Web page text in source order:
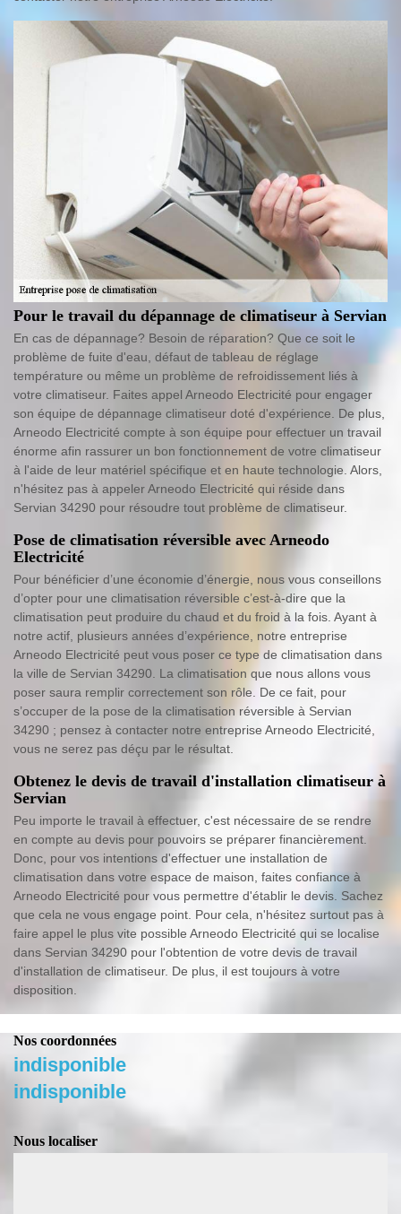
Pour le travail du dépannage de climatiseur à Servian
En cas de dépannage? Besoin de réparation? Que ce soit le
problème de fuite d'eau, défaut de tableau de réglage
température ou même un problème de refroidissement liés à
votre climatiseur. Faites appel Arneodo Electricité pour engager
son équipe de dépannage climatiseur doté d'expérience. De plus,
Arneodo Electricité compte à son équipe pour effectuer un travail
énorme afin rassurer un bon fonctionnement de votre climatiseur
à l'aide de leur matériel spécifique et en haute technologie. Alors,
n'hésitez pas à appeler Arneodo Electricité qui réside dans
Servian 34290 pour résoudre tout problème de climatiseur.
Pose de climatisation réversible avec Arneodo
Electricité
Pour bénéficier d’une économie d’énergie, nous vous conseillons
d’opter pour une climatisation réversible c’est-à-dire que la
climatisation peut produire du chaud et du froid à la fois. Ayant à
notre actif, plusieurs années d’expérience, notre entreprise
Arneodo Electricité peut vous poser ce type de climatisation dans
la ville de Servian 34290. La climatisation que nous allons vous
poser saura remplir correctement son rôle. De ce fait, pour
s’occuper de la pose de la climatisation réversible à Servian
34290 ; pensez à contacter notre entreprise Arneodo Electricité,
vous ne serez pas déçu par le résultat.
Obtenez le devis de travail d'installation climatiseur à
Servian
Peu importe le travail à effectuer, c'est nécessaire de se rendre
en compte au devis pour pouvoirs se préparer financièrement.
Donc, pour vos intentions d'effectuer une installation de
climatisation dans votre espace de maison, faites confiance à
Arneodo Electricité pour vous permettre d'établir le devis. Sachez
que cela ne vous engage point. Pour cela, n'hésitez surtout pas à
faire appel le plus vite possible Arneodo Electricité qui se localise
dans Servian 34290 pour l'obtention de votre devis de travail
d'installation de climatiseur. De plus, il est toujours à votre
disposition.
Nos coordonnées
indisponible
indisponible
Nous localiser